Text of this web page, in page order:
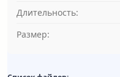
Длительность:
Размер: